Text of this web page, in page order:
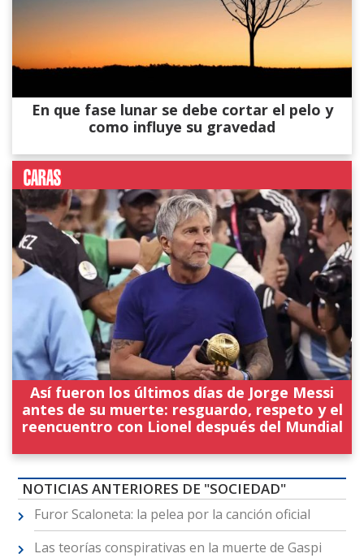
En que fase lunar se debe cortar el pelo y
como influye su gravedad
Así fueron los últimos días de Jorge Messi
antes de su muerte: resguardo, respeto y el
reencuentro con Lionel después del Mundial
NOTICIAS ANTERIORES DE "SOCIEDAD"
Furor Scaloneta: la pelea por la canción oficial
Las teorías conspirativas en la muerte de Gaspi